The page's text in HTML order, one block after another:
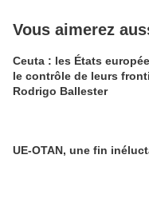
Vous aimerez
Ceuta : les États
le contrôle de leurs
Rodrigo Ballester
UE-OTAN, une fin